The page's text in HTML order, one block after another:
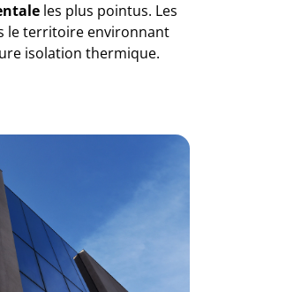
les plus pointus. Les
le territoire environnant
isolation thermique.